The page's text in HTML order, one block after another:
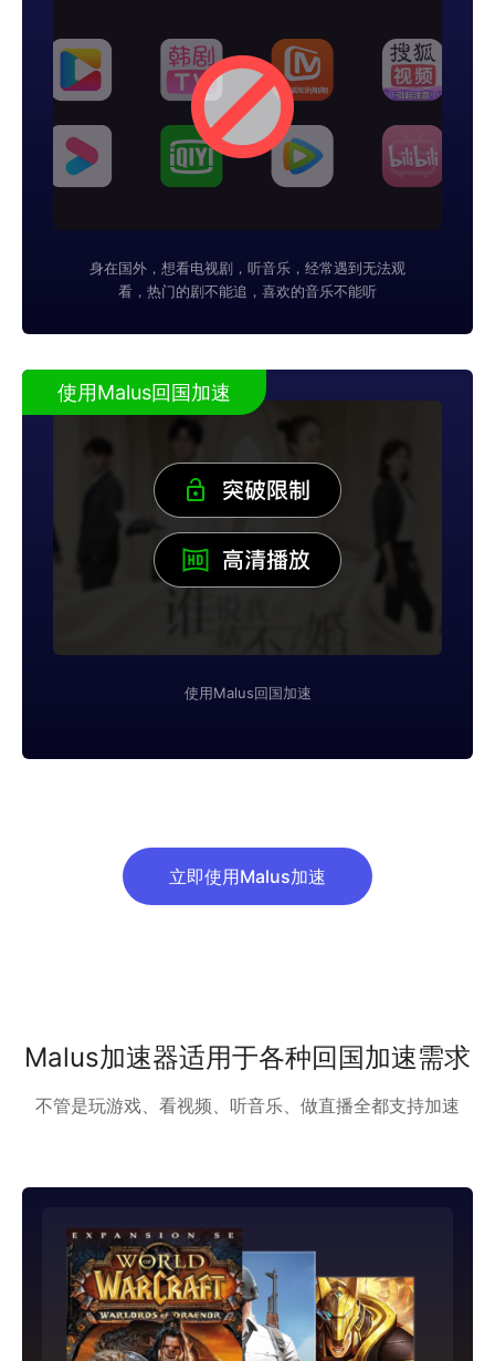
身在国外，想看电视剧，听音乐，经常遇到无法观
看，热门的剧不能追，喜欢的音乐不能听
使用Malus回国加速
使用Malus回国加速
立即使用Malus加速
Malus加速器适用于各种回国加速需求
不管是玩游戏、看视频、听音乐、做直播全都支持加速